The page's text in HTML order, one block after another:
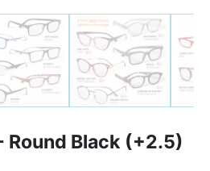
Round Black (+2.5)